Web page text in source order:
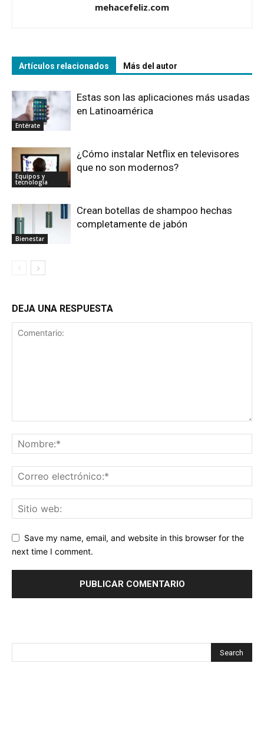
mehacefeliz.com
Artículos relacionados Más del autor
Entérate
Estas son las aplicaciones más usadas
en Latinoamérica
Equipos y
tecnología
¿Cómo instalar Netflix en televisores
que no son modernos?
Bienestar
Crean botellas de shampoo hechas
completamente de jabón
DEJA UNA RESPUESTA
Save my name, email, and website in this browser for the
next time I comment.